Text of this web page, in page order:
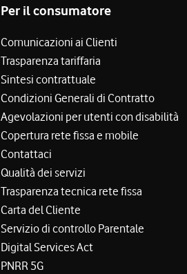
Per il consumatore
Comunicazioni ai Clienti
Trasparenza tariffaria
Sintesi contrattuale
Condizioni Generali di Contratto
Agevolazioni per utenti con disabilità
Copertura rete fissa e mobile
Contattaci
Qualità dei servizi
Trasparenza tecnica rete fissa
Carta del Cliente
Servizio di controllo Parentale
Digital Services Act
PNRR 5G